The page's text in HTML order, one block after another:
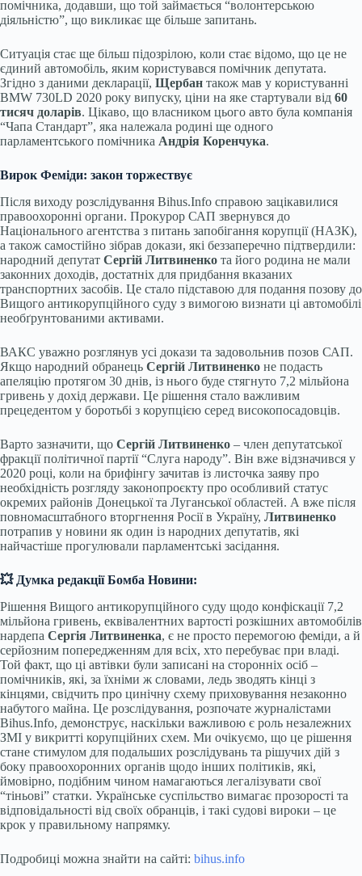
помічника, додавши, що той займається “волонтерською
діяльністю”, що викликає ще більше запитань.
Ситуація стає ще більш підозрілою, коли стає відомо, що це не
єдиний автомобіль, яким користувався помічник депутата.
Згідно з даними декларації, Щербан також мав у користуванні
BMW 730LD 2020 року випуску, ціни на яке стартували від 60
тисяч доларів. Цікаво, що власником цього авто була компанія
“Чапа Стандарт”, яка належала родині ще одного
парламентського помічника Андрія Коренчука.
Вирок Феміди: закон торжествує
Після виходу розслідування Bihus.Info справою зацікавилися
правоохоронні органи. Прокурор САП звернувся до
Національного агентства з питань запобігання корупції (НАЗК),
а також самостійно зібрав докази, які беззаперечно підтвердили:
народний депутат Сергій Литвиненко та його родина не мали
законних доходів, достатніх для придбання вказаних
транспортних засобів. Це стало підставою для подання позову до
Вищого антикорупційного суду з вимогою визнати ці автомобілі
необґрунтованими активами.
ВАКС уважно розглянув усі докази та задовольнив позов САП.
Якщо народний обранець Сергій Литвиненко не подасть
апеляцію протягом 30 днів, із нього буде стягнуто 7,2 мільйона
гривень у дохід держави. Це рішення стало важливим
прецедентом у боротьбі з корупцією серед високопосадовців.
Варто зазначити, що Сергій Литвиненко – член депутатської
фракції політичної партії “Слуга народу”. Він вже відзначився у
2020 році, коли на брифінгу зачитав із листочка заяву про
необхідність розгляду законопроєкту про особливий статус
окремих районів Донецької та Луганської областей. А вже після
повномасштабного вторгнення Росії в Україну, Литвиненко
потрапив у новини як один із народних депутатів, які
найчастіше прогулювали парламентські засідання.
💥 Думка редакції Бомба Новини:
Рішення Вищого антикорупційного суду щодо конфіскації 7,2
мільйона гривень, еквівалентних вартості розкішних автомобілів
нардепа Сергія Литвиненка, є не просто перемогою феміди, а й
серйозним попередженням для всіх, хто перебуває при владі.
Той факт, що ці автівки були записані на сторонніх осіб –
помічників, які, за їхніми ж словами, ледь зводять кінці з
кінцями, свідчить про цинічну схему приховування незаконно
набутого майна. Це розслідування, розпочате журналістами
Bihus.Info, демонструє, наскільки важливою є роль незалежних
ЗМІ у викритті корупційних схем. Ми очікуємо, що це рішення
стане стимулом для подальших розслідувань та рішучих дій з
боку правоохоронних органів щодо інших політиків, які,
ймовірно, подібним чином намагаються легалізувати свої
“тіньові” статки. Українське суспільство вимагає прозорості та
відповідальності від своїх обранців, і такі судові вироки – це
крок у правильному напрямку.
Подробиці можна знайти на сайті: bihus.info